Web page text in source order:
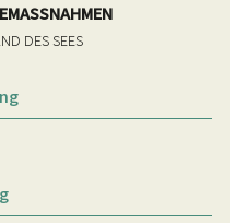
DES SEES